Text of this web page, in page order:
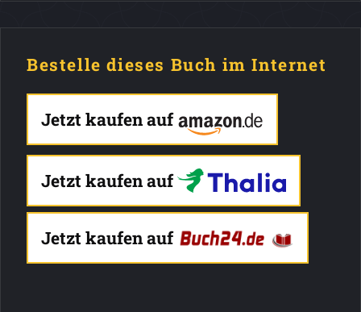
Bestelle dieses Buch im Internet
Jetzt kaufen auf
Jetzt kaufen auf
Jetzt kaufen auf